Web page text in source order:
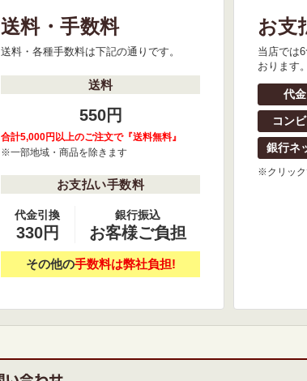
送料・手数料
送料・各種手数料は下記の通りです。
送料
550円
合計5,000円以上のご注文で『送料無料』
※一部地域・商品を除きます
お支払い手数料
代金引換
330円
銀行振込
お客様ご負担
その他の手数料は弊社負担!
お支
当店では
おります。
代
コン
銀行ネ
※クリック